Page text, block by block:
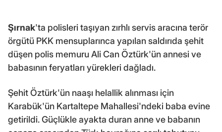
Şırnak'ta polisleri taşıyan zırhlı servis aracına terör
örgütü PKK mensuplarınca yapılan saldırıda şehit
düşen polis memuru Ali Can Öztürk'ün annesi ve
babasının feryatları yürekleri dağladı.
Şehit Öztürk'ün naaşı helallik alınması için
Karabük'ün Kartaltepe Mahallesi'ndeki baba evine
getirildi. Güçlükle ayakta duran anne ve babanın